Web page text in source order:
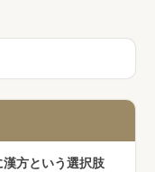
漢方という選択肢